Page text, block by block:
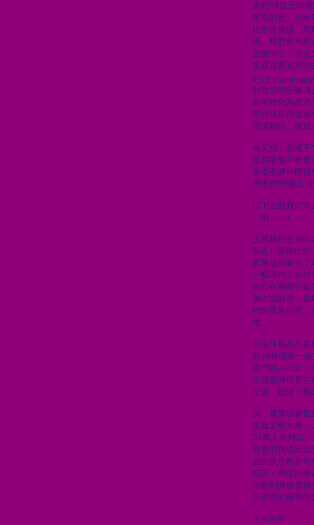
來約59億元消
留意的是，今
政部長會議，屆
港。我們會用好
金融中心，亦是
宜居宜業宜遊的
財政司司長陳
新可轉化為經
平台決定價值規
環環相扣，構成
他又指，香港
貿易發展局美
香港美酒佳餚
帶來約59億元
以下是財政司
（附
）：
上周我特意到
觀近月新推出的
貴展品也吸引
一幅清代山水掛
樹石在幽暗中綻
層次感鮮明，
特的翠鳥羽毛，
物。
而這件展品只
有18件國家一
等門類---以元
示我國與世界在
交流，啟迪了藝
與「紫禁城看
埃及文明大展」
57萬人次到訪
遊客們挑選紀念
品的意念創新可
錨定了價值的基
活動則激發價值
互促進的蓬勃生
文化內容